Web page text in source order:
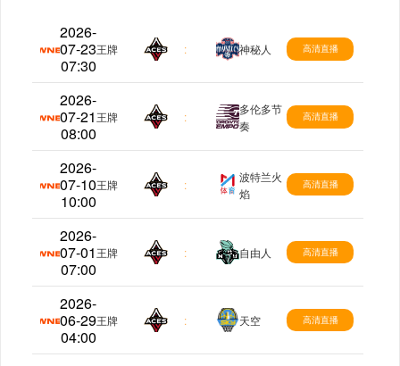
2026-
07-23
07:30
WNBA
王牌 : 神秘人 高清直播
2026-
07-21
08:00
WNBA
王牌 :
多伦多节
奏
高清直播
2026-
07-10
10:00
WNBA
王牌 :
波特兰火
焰
高清直播
2026-
07-01
07:00
WNBA
王牌 : 自由人 高清直播
2026-
06-29
04:00
WNBA
王牌 : 天空 高清直播